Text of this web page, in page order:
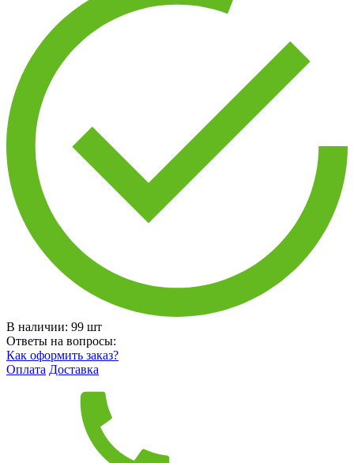
В наличии: 99 шт
Ответы на вопросы:
Как оформить заказ?
Оплата Доставка